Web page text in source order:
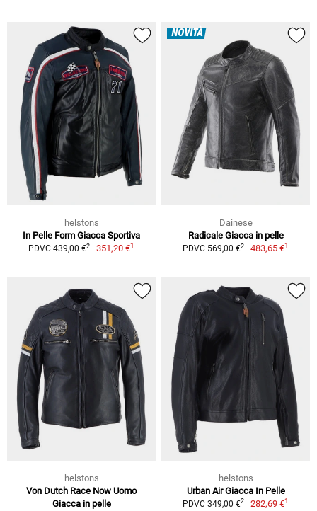
helstons
In Pelle Form Giacca Sportiva
PDVC 439,00 €2 351,20 €1
NOVITÀ
Dainese
Radicale Giacca in pelle
PDVC 569,00 €2 483,65 €1
helstons
Von Dutch Race Now Uomo
Giacca in pelle
helstons
Urban Air Giacca In Pelle
PDVC 349,00 €2 282,69 €1